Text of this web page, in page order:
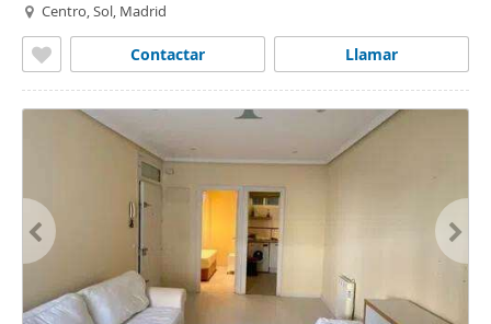
Centro, Sol, Madrid
Llamar
Contactar